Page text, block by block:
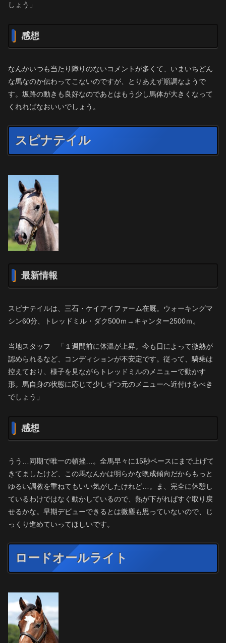
しょう」
感想
なんかいつも当たり障りのないコメントが多くて、いまいちどん
な馬なのか伝わってこないのですが、とりあえず順調なようで
す。坂路の動きも良好なのであとはもう少し馬体が大きくなって
くれればなおいいでしょう。
スピナテイル
最新情報
スピナテイルは、三石・ケイアイファーム在厩。ウォーキングマ
シン60分、トレッドミル・ダク500ｍ→キャンター2500ｍ。
当地スタッフ 「１週間前に体温が上昇。今も日によって微熱が
認められるなど、コンディションが不安定です。従って、騎乗は
控えており、様子を見ながらトレッドミルのメニューで動かす
形。馬自身の状態に応じて少しずつ元のメニューへ近付けるべき
でしょう」
感想
うう…同期で唯一の頓挫…。全馬早々に15秒ペースにまで上げて
きてましたけど、この馬なんかは明らかな晩成傾向だからもっと
ゆるい調教を重ねてもいい気がしたけれど…。ま、完全に休憩し
ているわけではなく動かしているので、熱が下がればすぐ取り戻
せるかな。早期デビューできるとは微塵も思っていないので、じ
っくり進めていってほしいです。
ロードオールライト